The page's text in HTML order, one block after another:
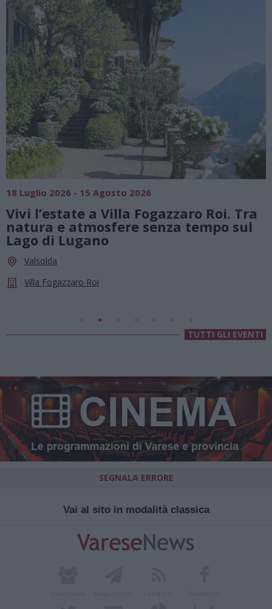
Summer Green Festival: fino al 23
agosto, musica e divertimento sotto
le stelle a Cassano Magnago
TUTTI GLI EVENTI
SEGNALA ERRORE
Vai al sito in modalità classica